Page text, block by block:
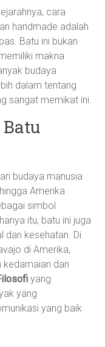
cara
handmade adalah
Batu ini bukan
makna
budaya
dalam tentang
sangat memikat ini.
budaya manusia
Amerika
simbol
itu, batu ini juga
dan kesehatan. Di
di Amerika,
dan
yang
yang
yang baik